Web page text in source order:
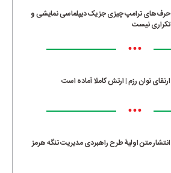
حرف‌های ترامپ چیزی جز یک دیپلماسی نمایشی و
تکراری نیست
•••
ارتقای توان رزم | ارتش کاملا آماده است
•••
انتشار متن اولیۀ طرح راهبردی مدیریت تنگه هرمز